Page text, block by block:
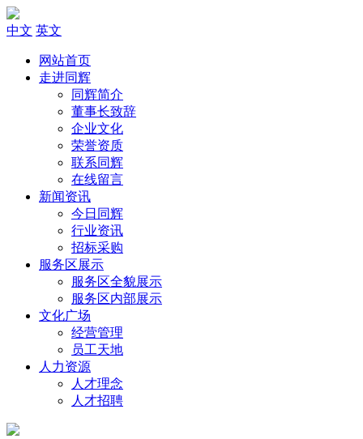
中文 英文
网站首页
走进同辉
同辉简介
董事长致辞
企业文化
荣誉资质
联系同辉
在线留言
新闻资讯
今日同辉
行业资讯
招标采购
服务区展示
服务区全貌展示
服务区内部展示
文化广场
经营管理
员工天地
人力资源
人才理念
人才招聘